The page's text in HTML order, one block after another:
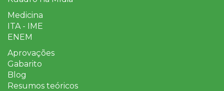
Medicina
ITA - IME
ENEM
Aprovações
Gabarito
Blog
Resumos teóricos